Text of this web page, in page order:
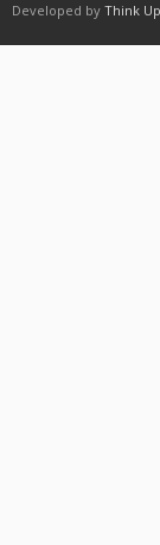
Developed by Think